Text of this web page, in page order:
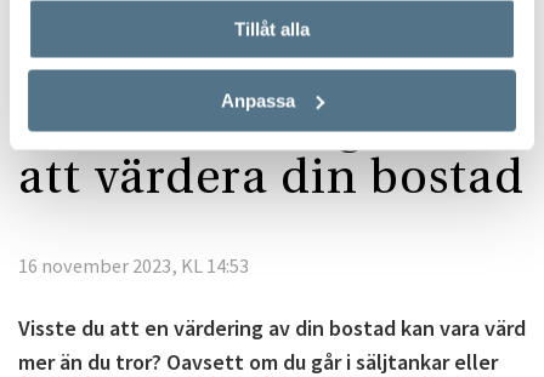
Tillåt alla
Anpassa
Fem anledningar till
att värdera din bostad
16 november 2023, KL 14:53
Visste du att en värdering av din bostad kan vara värd
mer än du tror? Oavsett om du går i säljtankar eller